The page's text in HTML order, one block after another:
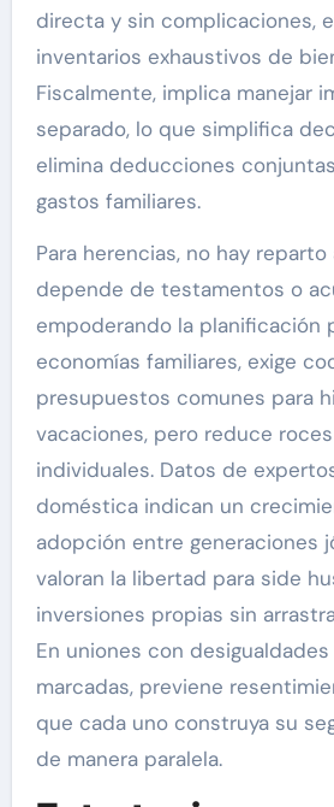
directa y sin complicaciones,
inventarios exhaustivos de
Fiscalmente, implica manejar
separado, lo que simplifica
elimina deducciones
gastos familiares.
Para herencias, no hay
depende de testamentos o
empoderando la planificación
economías familiares, exige
presupuestos comunes para
vacaciones, pero reduce
individuales. Datos de
doméstica indican un
adopción entre generaciones
valoran la libertad para side
inversiones propias sin
En uniones con desigualdades
marcadas, previene
que cada uno construya su
de manera paralela.